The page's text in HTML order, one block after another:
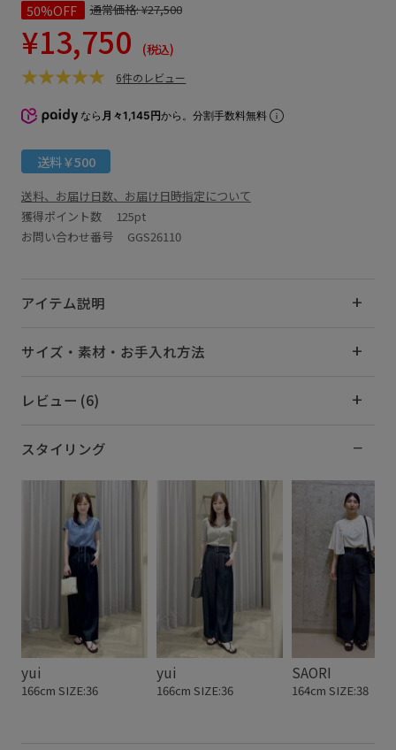
50%OFF 通常価格:¥27,500
¥13,750 (税込)
6件のレビュー
なら 月々1,145円から。分割手数料無料
送料￥500
送料、お届け日数、お届け日時指定について
獲得ポイント数 125pt
お問い合わせ番号 GGS26110
アイテム説明
サイズ・素材・お手入れ方法
レビュー (6)
スタイリング
yui
166cm SIZE:36
yui
166cm SIZE:36
SAORI
164cm SIZE:38